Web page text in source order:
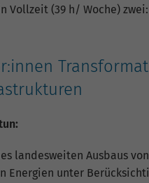
Vollzeit (39 h/ Woche) zwei:
landesweiten Ausbaus von
Energien unter
Nutzung der Website für den
generierte Nummer zu, um
Besucher zu identifizieren.
_gid
Google Analytics